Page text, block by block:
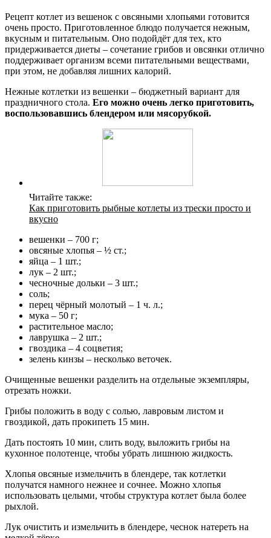
Рецепт котлет из вешенок с овсяными хлопьями готовится
очень просто. Приготовленное блюдо получается нежным,
вкусным и питательным. Оно подойдёт для тех, кто
придерживается диеты – сочетание грибов и овсянки отлично
поддерживает организм всеми питательными веществами,
при этом, не добавляя лишних калорий.
Нежные котлетки из вешенки – бюджетный вариант для
праздничного стола. Его можно очень легко приготовить,
воспользовавшись блендером или мясорубкой.
Читайте также:
Как приготовить рыбные котлеты из трески просто и
вкусно
вешенки – 700 г;
овсяные хлопья – ½ ст.;
яйца – 1 шт.;
лук – 2 шт.;
чесночные дольки – 3 шт.;
соль;
перец чёрный молотый – 1 ч. л.;
мука – 50 г;
растительное масло;
лаврушка – 2 шт.;
гвоздика – 4 соцветия;
зелень кинзы – несколько веточек.
Очищенные вешенки разделить на отдельные экземпляры,
отрезать ножки.
Грибы положить в воду с солью, лавровым листом и
гвоздикой, дать прокипеть 15 мин.
Дать постоять 10 мин, слить воду, выложить грибы на
кухонное полотенце, чтобы убрать лишнюю жидкость.
Хлопья овсяные измельчить в блендере, так котлетки
получатся намного нежнее и сочнее. Можно хлопья
использовать целыми, чтобы структура котлет была более
рыхлой.
Лук очистить и измельчить в блендере, чеснок натереть на